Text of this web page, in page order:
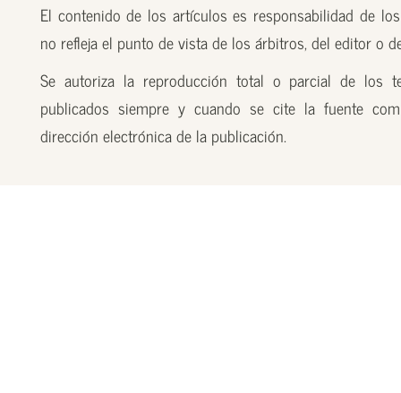
El contenido de los artículos es responsabilidad de
no refleja el punto de vista de los árbitros, del editor o
Se autoriza la reproducción total o parcial de los
publicados siempre y cuando se cite la fuente
dirección electrónica de la publicación.